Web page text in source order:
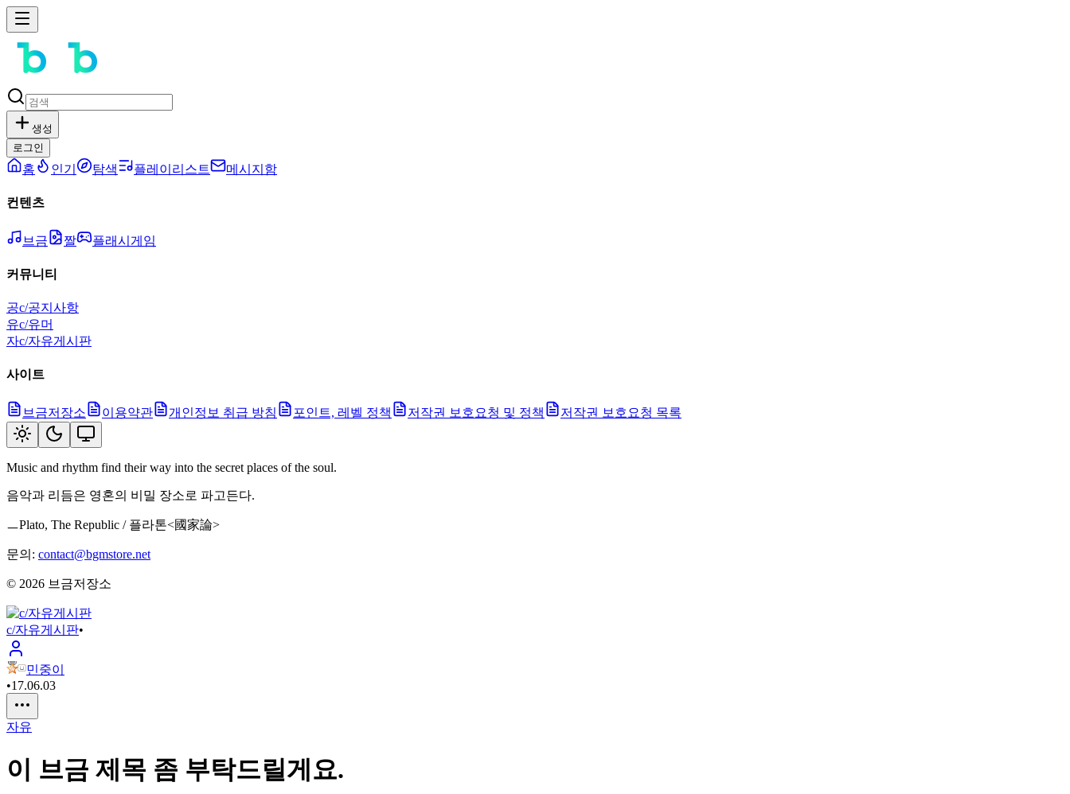
생성
로그인
홈 인기 탐색 플레이리스트 메시지함
컨텐츠
브금 짤 플래시게임
커뮤니티
공c/공지사항
유c/유머
자c/자유게시판
사이트
브금저장소 이용약관 개인정보 취급 방침 포인트, 레벨 정책 저작권 보호요청 및 정책 저작권 보호요청 목록
Music and rhythm find their way into the secret places of the soul.
음악과 리듬은 영혼의 비밀 장소로 파고든다.
ㅡPlato, The Republic / 플라톤<國家論>
문의: contact@bgmstore.net
© 2026 브금저장소
c/자유게시판•
민중이
•17.06.03
자유
이 브금 제목 좀 부탁드릴게요.